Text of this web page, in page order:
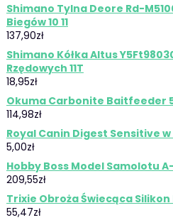
Shimano Tylna Deore Rd-
Biegów 10 11
137,90zł
Shimano Kółka Altus
Rzędowych 11T
18,95zł
Okuma Carbonite Baitfeeder
114,98zł
Royal Canin Digest Sensitive
5,00zł
Hobby Boss Model Samolotu
209,55zł
Trixie Obroża Świecąca Silikon
55,47zł